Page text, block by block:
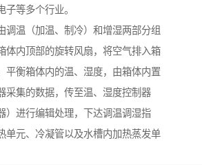
子等多个行业。
调温（加温、制冷）和增湿两部分组
体内顶部的旋转风扇，将空气排入箱
平衡箱体内的温、湿度，由箱体内置
采集的数据，传至温、湿度控制器
）进行编辑处理，下达调温调湿指
单元、冷凝管以及水槽内加热蒸发单